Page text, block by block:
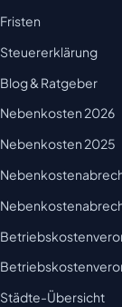
Fristen
Steuererklärung
Blog & Ratgeber
Nebenkosten 2026
Nebenkosten 2025
Städte-Übersicht